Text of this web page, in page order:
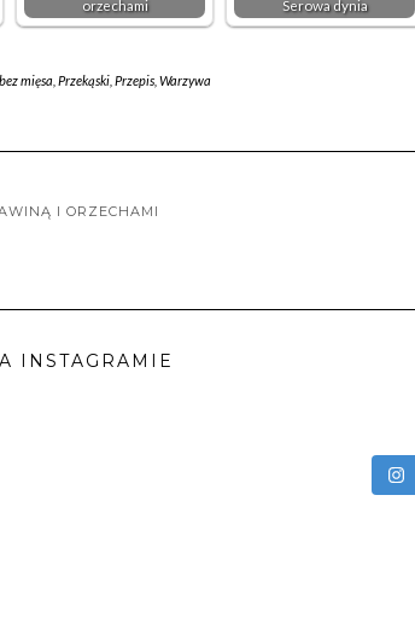
orzechami
Serowa dynia
mięsa Przekąski, Przepis, Warzywa
I ORZECHAMI
INSTAGRAMIE